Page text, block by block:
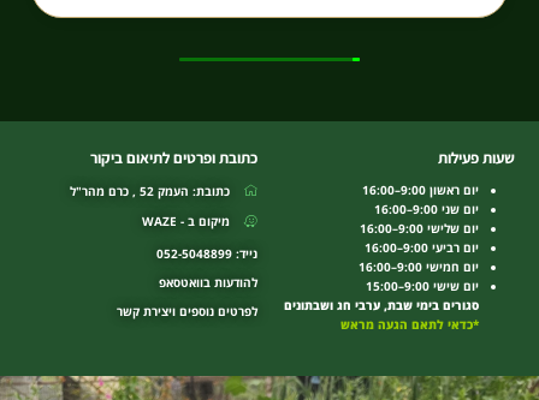
שעות פעילות
יום ראשון 9:00–16:00
יום שני 9:00–16:00
יום שלישי 9:00–16:00
יום רביעי 9:00–16:00
יום חמישי 9:00–16:00
יום שישי 9:00–15:00
סגורים בימי שבת, ערבי חג ושבתונים
*כדאי לתאם הגעה מראש
כתובת ופרטים לתיאום ביקור
כתובת: העמק 52 , כרם מהר"ל
מיקום ב - WAZE
נייד: 052-5048899
להודעות בוואטסאפ
לפרטים נוספים ויצירת קשר